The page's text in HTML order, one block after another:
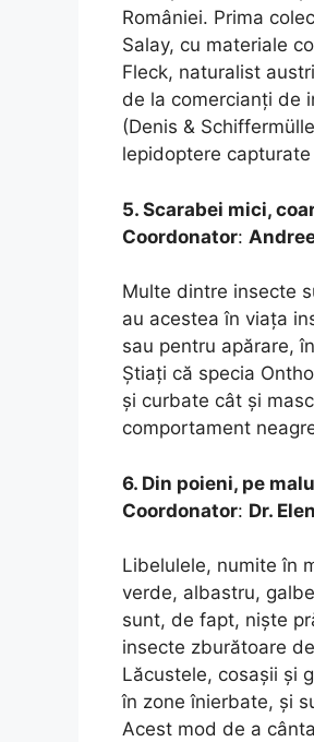
României. Prima
Salay, cu materiale
Fleck, naturalist
de la comercianți de
(Denis &
lepidoptere
5. Scarabei mici,
Coordonator:
Multe dintre insecte
au acestea în viața
sau pentru apărare,
Știați că specia
și curbate cât și
comportament
6. Din poieni, pe
Coordonator: Dr.
Libelulele, numite în
verde, albastru,
sunt, de fapt, niște
insecte zburătoare
Lăcustele, cosașii și
în zone înierbate, şi
Acest mod de a